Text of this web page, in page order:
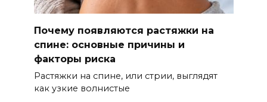
Почему появляются растяжки на
спине: основные причины и
факторы риска
Растяжки на спине, или стрии, выглядят
как узкие волнистые